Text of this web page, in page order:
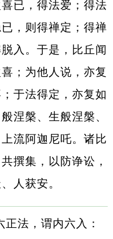
已，得法爱；得法
，则得禅定；得禅
入。于是，比丘闻
；为他人说，亦复
于法得定，亦复如
涅槃、生般涅槃、
流阿迦尼吒。诸比
撰集，以防诤讼，
人获安。
法，谓内六入：